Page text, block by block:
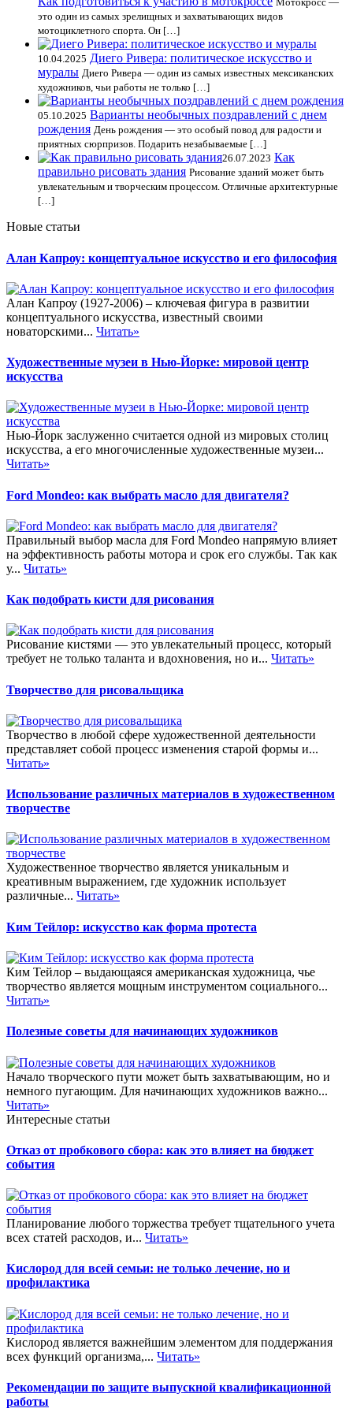
это один из самых зрелищных и захватывающих видов
мотоциклетного спорта. Он […]
10.04.2025 Диего Ривера: политическое искусство и
муралы Диего Ривера — один из самых известных мексиканских
художников, чьи работы не только […]
05.10.2025 Варианты необычных поздравлений с днем
рождения День рождения — это особый повод для радости и
приятных сюрпризов. Подарить незабываемые […]
26.07.2023 Как
правильно рисовать здания Рисование зданий может быть
увлекательным и творческим процессом. Отличные архитектурные
[…]
Новые статьи
Алан Капроу: концептуальное искусство и его философия
Алан Капроу (1927-2006) – ключевая фигура в развитии
концептуального искусства, известный своими
новаторскими... Читать»
Художественные музеи в Нью-Йорке: мировой центр
искусства
Нью-Йорк заслуженно считается одной из мировых столиц
искусства, а его многочисленные художественные музеи...
Читать»
Ford Mondeo: как выбрать масло для двигателя?
Правильный выбор масла для Ford Mondeo напрямую влияет
на эффективность работы мотора и срок его службы. Так как
у... Читать»
Как подобрать кисти для рисования
Рисование кистями — это увлекательный процесс, который
требует не только таланта и вдохновения, но и... Читать»
Творчество для рисовальщика
Творчество в любой сфере художественной деятельности
представляет собой процесс изменения старой формы и...
Читать»
Использование различных материалов в художественном
творчестве
Художественное творчество является уникальным и
креативным выражением, где художник использует
различные... Читать»
Ким Тейлор: искусство как форма протеста
Ким Тейлор – выдающаяся американская художница, чье
творчество является мощным инструментом социального...
Читать»
Полезные советы для начинающих художников
Начало творческого пути может быть захватывающим, но и
немного пугающим. Для начинающих художников важно...
Читать»
Интересные статьи
Отказ от пробкового сбора: как это влияет на бюджет
события
Планирование любого торжества требует тщательного учета
всех статей расходов, и... Читать»
Кислород для всей семьи: не только лечение, но и
профилактика
Кислород является важнейшим элементом для поддержания
всех функций организма,... Читать»
Рекомендации по защите выпускной квалификационной
работы